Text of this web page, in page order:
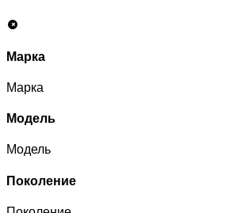
Марка
Марка
Модель
Модель
Поколение